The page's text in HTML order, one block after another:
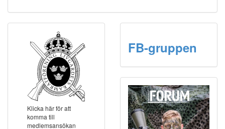
Klicka här för att
komma till
medlemsansökan
FB-gruppen